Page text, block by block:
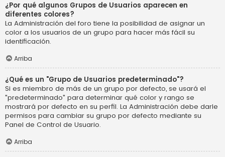
¿Por qué algunos Grupos de Usuarios aparecen en
diferentes colores?
La Administración del foro tiene la posibilidad de asignar un
color a los usuarios de un grupo para hacer más fácil su
identificación.
Arriba
¿Qué es un "Grupo de Usuarios predeterminado"?
Si es miembro de más de un grupo por defecto, se usará el
"predeterminado" para determinar qué color y rango se
mostrará por defecto en su perfil. La Administración debe darle
permisos para cambiar su grupo por defecto mediante su
Panel de Control de Usuario.
Arriba